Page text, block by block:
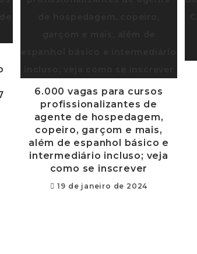
6.000 vagas para cursos
profissionalizantes de
agente de hospedagem,
copeiro, garçom e mais,
além de espanhol básico e
intermediário incluso; veja
como se inscrever
19 de janeiro de 2024